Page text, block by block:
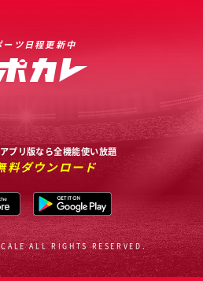
ーツ日程更新中
プリ版なら全機能使い放題
料ダウンロード
ALL RIGHTS RESERVED.